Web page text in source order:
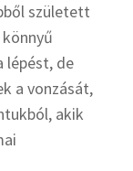
született
lépést, de
a vonzását,
akik